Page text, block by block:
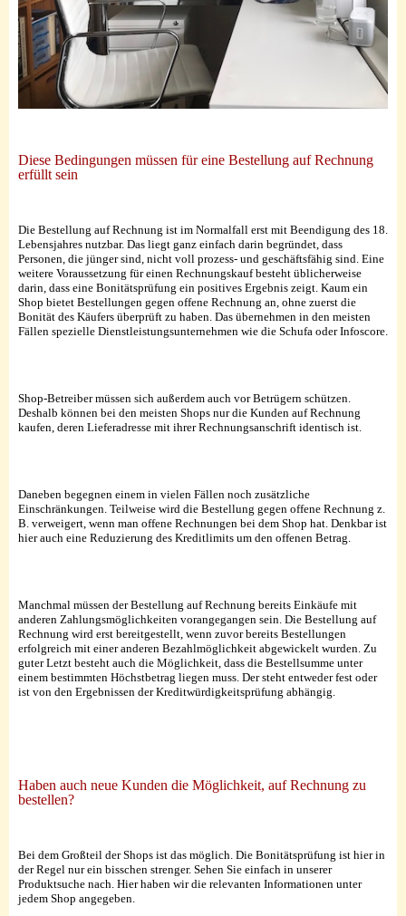
Diese Bedingungen müssen für eine Bestellung auf Rechnung
erfüllt sein
Die Bestellung auf Rechnung ist im Normalfall erst mit Beendigung des 18.
Lebensjahres nutzbar. Das liegt ganz einfach darin begründet, dass
Personen, die jünger sind, nicht voll prozess- und geschäftsfähig sind. Eine
weitere Voraussetzung für einen Rechnungskauf besteht üblicherweise
darin, dass eine Bonitätsprüfung ein positives Ergebnis zeigt. Kaum ein
Shop bietet Bestellungen gegen offene Rechnung an, ohne zuerst die
Bonität des Käufers überprüft zu haben. Das übernehmen in den meisten
Fällen spezielle Dienstleistungsunternehmen wie die Schufa oder Infoscore.
Shop-Betreiber müssen sich außerdem auch vor Betrügern schützen.
Deshalb können bei den meisten Shops nur die Kunden auf Rechnung
kaufen, deren Lieferadresse mit ihrer Rechnungsanschrift identisch ist.
Daneben begegnen einem in vielen Fällen noch zusätzliche
Einschränkungen. Teilweise wird die Bestellung gegen offene Rechnung z.
B. verweigert, wenn man offene Rechnungen bei dem Shop hat. Denkbar ist
hier auch eine Reduzierung des Kreditlimits um den offenen Betrag.
Manchmal müssen der Bestellung auf Rechnung bereits Einkäufe mit
anderen Zahlungsmöglichkeiten vorangegangen sein. Die Bestellung auf
Rechnung wird erst bereitgestellt, wenn zuvor bereits Bestellungen
erfolgreich mit einer anderen Bezahlmöglichkeit abgewickelt wurden. Zu
guter Letzt besteht auch die Möglichkeit, dass die Bestellsumme unter
einem bestimmten Höchstbetrag liegen muss. Der steht entweder fest oder
ist von den Ergebnissen der Kreditwürdigkeitsprüfung abhängig.
Haben auch neue Kunden die Möglichkeit, auf Rechnung zu
bestellen?
Bei dem Großteil der Shops ist das möglich. Die Bonitätsprüfung ist hier in
der Regel nur ein bisschen strenger. Sehen Sie einfach in unserer
Produktsuche nach. Hier haben wir die relevanten Informationen unter
jedem Shop angegeben.